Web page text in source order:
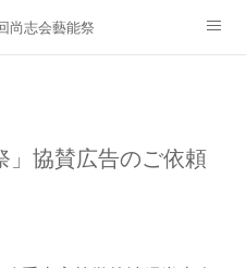
尚志会藝能祭
会・総会
」協賛広告のご依頼